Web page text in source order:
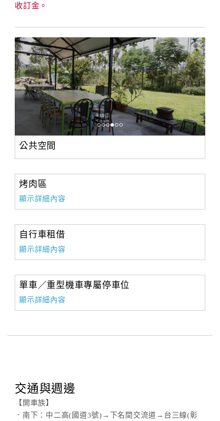
收訂金。
公共空間
烤肉區
顯示詳細內容
自行車租借
顯示詳細內容
單車／重型機車專屬停車位
顯示詳細內容
交通與週邊
【開車族】
．南下：中二高(國道3號)→下名間交流道→台三線(彰